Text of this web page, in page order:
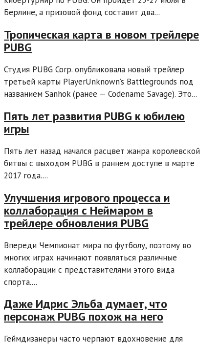
Берлине, а призовой фонд составит два...
Тропическая карта в новом трейлере
PUBG
Студия PUBG Corp. опубликовала новый трейлер
третьей карты PlayerUnknown’s Battlegrounds под
названием Sanhok (ранее — Codename Savage). Это...
Пять лет развития PUBG к юбилею
игры
Пять лет назад начался расцвет жанра королевской
битвы с выходом PUBG в раннем доступе в марте
2017 года....
Улучшения игрового процесса и
коллаборация с Неймаром в
трейлере обновления PUBG
Впереди Чемпионат мира по футболу, поэтому во
многих играх начинают появляться различные
коллаборации с представителями этого вида
спорта....
Даже Идрис Эльба думает, что
персонаж PUBG похож на него
Геймдизанеры часто черпают вдохновение для